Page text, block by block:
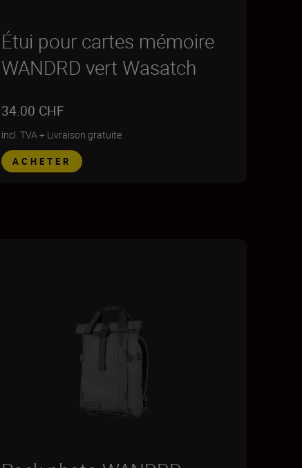
Étui pour cartes mémoire
WANDRD vert Wasatch
34.00 CHF
incl. TVA+ Livraison gratuite
ACHETER